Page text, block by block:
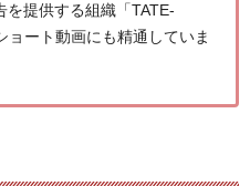
を提供する組織「TATE-
ョート動画にも精通していま